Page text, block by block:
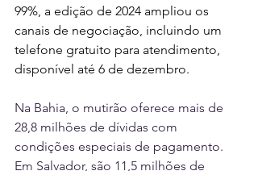
99%, a edição de 2024 ampliou os
canais de negociação, incluindo um
telefone gratuito para atendimento,
disponível até 6 de dezembro.
Na Bahia, o mutirão oferece mais de
28,8 milhões de dívidas com
condições especiais de pagamento.
Em Salvador, são 11,5 milhões de